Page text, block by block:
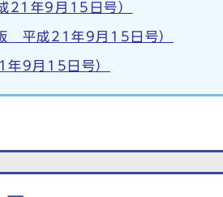
21年9月15日号）
平成21年9月15日号）
年9月15日号）